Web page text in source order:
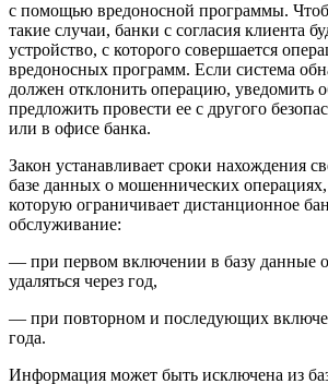
с помощью вредоносной программы.
такие случаи, банки с согласия клиента
устройство, с которого совершается
вредоносных программ. Если система
должен отклонить операцию, уведомить
предложить провести ее с другого
или в офисе банка.
Закон устанавливает сроки нахождения
базе данных о мошеннических
которую ограничивает дистанционное
обслуживание:
— при первом включении в базу данные о
удаляться через год,
— при повторном и последующих
года.
Информация может быть исключена из